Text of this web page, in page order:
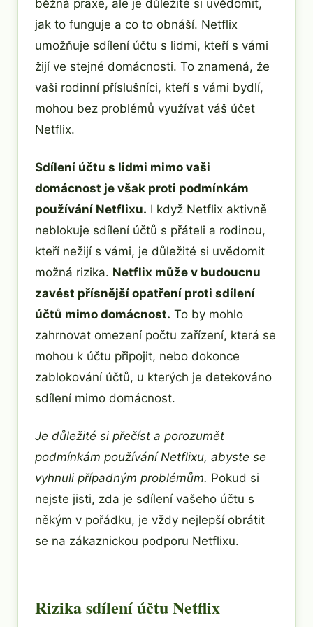
běžná praxe, ale je důležité si uvědomit,
jak to funguje a co to obnáší. Netflix
umožňuje sdílení účtu s lidmi, kteří s vámi
žijí ve stejné domácnosti. To znamená, že
vaši rodinní příslušníci, kteří s vámi bydlí,
mohou bez problémů využívat váš účet
Netflix.
Sdílení účtu s lidmi mimo vaši
domácnost je však proti podmínkám
používání Netflixu. I když Netflix aktivně
neblokuje sdílení účtů s přáteli a rodinou,
kteří nežijí s vámi, je důležité si uvědomit
možná rizika. Netflix může v budoucnu
zavést přísnější opatření proti sdílení
účtů mimo domácnost. To by mohlo
zahrnovat omezení počtu zařízení, která se
mohou k účtu připojit, nebo dokonce
zablokování účtů, u kterých je detekováno
sdílení mimo domácnost.
Je důležité si přečíst a porozumět
podmínkám používání Netflixu, abyste se
vyhnuli případným problémům. Pokud si
nejste jisti, zda je sdílení vašeho účtu s
někým v pořádku, je vždy nejlepší obrátit
se na zákaznickou podporu Netflixu.
Rizika sdílení účtu Netflix